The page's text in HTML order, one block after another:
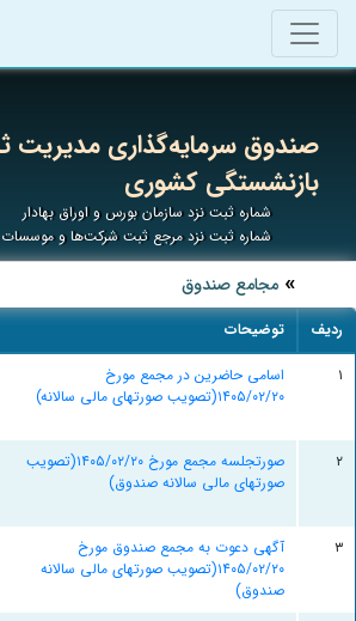
صندوق سرمایه‌گذاری مدیریت
بازنشستگی کشوری
شماره ثبت نزد سازمان بورس و اوراق بهادار
شماره ثبت نزد مرجع ثبت شرکت‌ها و موسسات
مجامع صندوق
ردیف توضیحات
۱
اسامی حاضرین در مجمع مورخ
۱۴۰۵/۰۲/۲۰(تصویب صورتهای مالی سالانه)
۲
صورتجلسه مجمع مورخ ۱۴۰۵/۰۲/۲۰(تصویب
صورتهای مالی سالانه صندوق)
۳
آگهی دعوت به مجمع صندوق مورخ
۱۴۰۵/۰۲/۲۰(تصویب صورتهای مالی سالانه
صندوق)